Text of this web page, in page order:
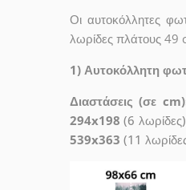
Οι αυτοκόλλητες
λωρίδες πλάτους 49
1) Αυτοκόλλητη
Διαστάσεις (σε
294x198 (6
539x363 (11